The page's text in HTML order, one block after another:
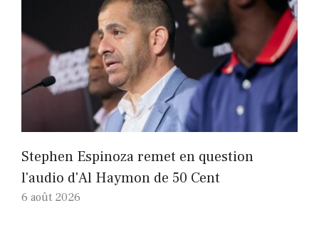
Stephen Espinoza remet en question
l'audio d'Al Haymon de 50 Cent
6 août 2026